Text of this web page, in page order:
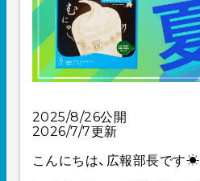
2025/8/26公開
2026/7/7更新
こんにちは、広報部長です☀︎